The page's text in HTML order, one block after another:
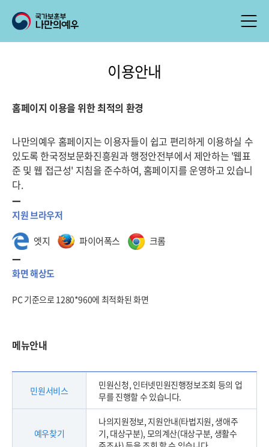
이용안내
홈페이지 이용을 위한 최적의 환경
나만의예우 홈페이지는 이용자들이 쉽고 편리하게 이용하실 수
있도록 한국정보문화진흥원과 행정안전부에서 제안하는 '웹표
준 및 웹 접근성' 지침을 준수하여, 홈페이지를 운영하고 있습니
다.
지원 브라우저
엣지
파이어폭스 크롬
화면 해상도
PC 기준으로 1280*960에 최적화된 화면
메뉴안내
민원서비스
민원신청, 인터넷민원진행정보조회 등의 업
무를 진행할 수 있습니다.
예우찾기
나의지원정보, 지원안내(타법지원, 생애주
기, 대상구분), 모의계산(대상구분, 생활수